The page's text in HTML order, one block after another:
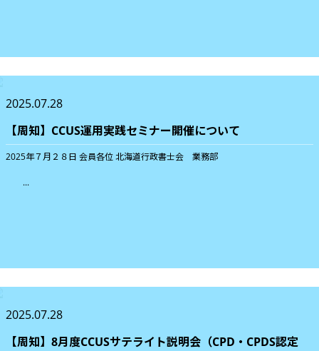
2025.07.28
【周知】CCUS運用実践セミナー開催について
2025年７月２８日 会員各位 北海道行政書士会 業務部
...
2025.07.28
【周知】8月度CCUSサテライト説明会（CPD・CPDS認定